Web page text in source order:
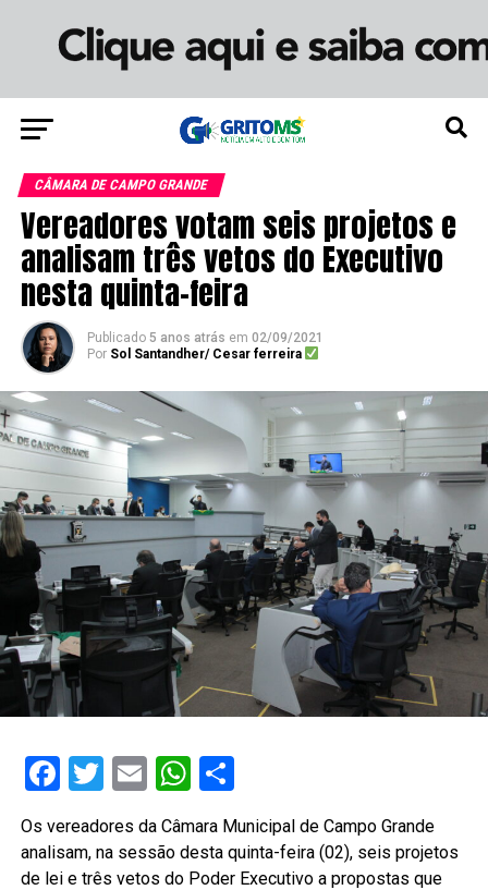
CÂMARA DE CAMPO GRANDE
Vereadores votam seis projetos e
analisam três vetos do Executivo
nesta quinta-feira
Publicado 5 anos atrás em 02/09/2021
Por Sol Santandher/ Cesar ferreira
Facebook
Twitter
EmailWhatsApp
Share
Os vereadores da Câmara Municipal de Campo Grande
analisam, na sessão desta quinta-feira (02), seis projetos
de lei e três vetos do Poder Executivo a propostas que